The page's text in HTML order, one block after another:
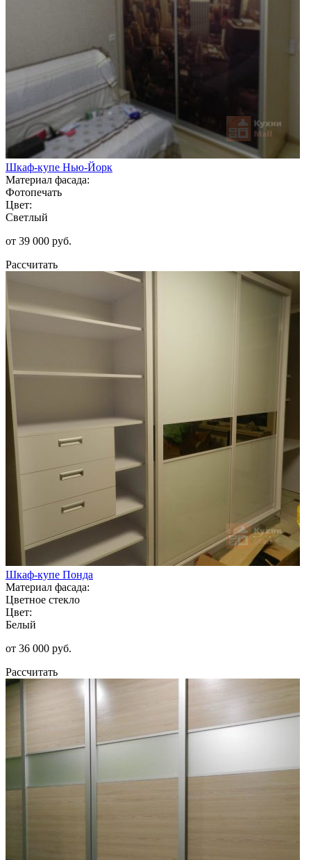
Шкаф-купе Нью-Йорк
Материал фасада:
Фотопечать
Цвет:
Светлый
от 39 000 руб.
Рассчитать
Шкаф-купе Понда
Материал фасада:
Цветное стекло
Цвет:
Белый
от 36 000 руб.
Рассчитать